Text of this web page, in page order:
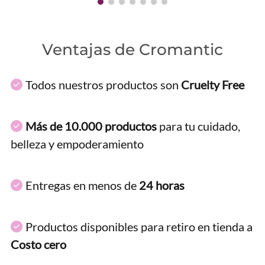
Ventajas de Cromantic
Todos nuestros productos son Cruelty Free
Más de 10.000 productos para tu cuidado,
belleza y empoderamiento
Entregas en menos de 24 horas
Productos disponibles para retiro en tienda a
Costo cero